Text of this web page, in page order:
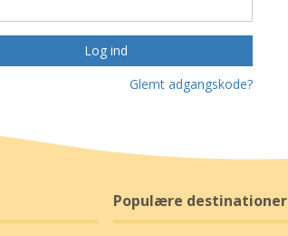
Log ind
Glemt adgangskode?
Populære destinationer